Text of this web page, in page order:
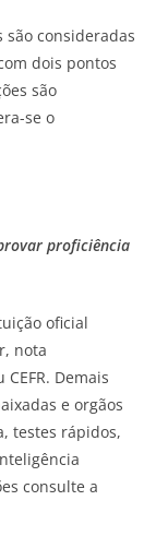
são consideradas
dois pontos
são
se o
proficiência
oficial
nota
Demais
e orgãos
testes rápidos,
consulte a